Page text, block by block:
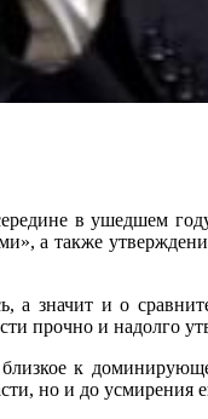
в ушедшем
а также
а значит и о
прочно и надолго
к
но и до усмирения